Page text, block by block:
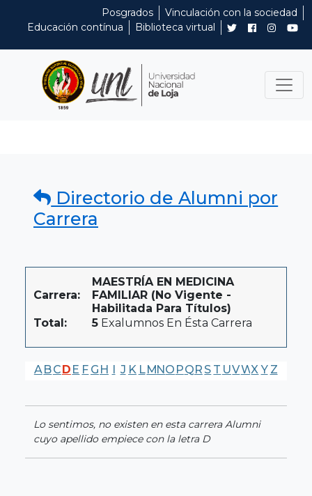
Posgrados
Vinculación con la sociedad
Educación contínua
Biblioteca virtual
Directorio de Alumni por
Carrera
Carrera:
MAESTRÍA EN MEDICINA
FAMILIAR (No Vigente -
Habilitada Para Títulos)
Total:
5 Exalumnos En Ésta Carrera
A BCD E F G H I J K LMNO PQR S T UVWX Y Z
Lo sentimos, no existen en esta carrera Alumni
cuyo apellido empiece con la letra D